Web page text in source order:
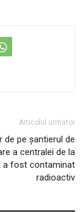
Articolul următor
de pe șantierul de
a centralei de la
a fost contaminat
radioactiv